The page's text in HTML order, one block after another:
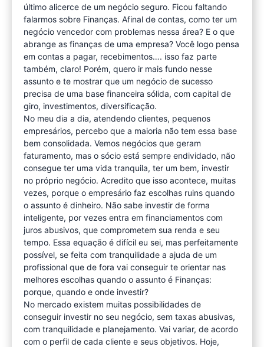
último alicerce de um negócio seguro. Ficou faltando
falarmos sobre Finanças. Afinal de contas, como ter um
negócio vencedor com problemas nessa área? E o que
abrange as finanças de uma empresa? Você logo pensa
em contas a pagar, recebimentos…. isso faz parte
também, claro! Porém, quero ir mais fundo nesse
assunto e te mostrar que um negócio de sucesso
precisa de uma base financeira sólida, com capital de
giro, investimentos, diversificação.
No meu dia a dia, atendendo clientes, pequenos
empresários, percebo que a maioria não tem essa base
bem consolidada. Vemos negócios que geram
faturamento, mas o sócio está sempre endividado, não
consegue ter uma vida tranquila, ter um bem, investir
no próprio negócio. Acredito que isso acontece, muitas
vezes, porque o empresário faz escolhas ruins quando
o assunto é dinheiro. Não sabe investir de forma
inteligente, por vezes entra em financiamentos com
juros abusivos, que comprometem sua renda e seu
tempo. Essa equação é difícil eu sei, mas perfeitamente
possível, se feita com tranquilidade a ajuda de um
profissional que de fora vai conseguir te orientar nas
melhores escolhas quando o assunto é Finanças:
porque, quando e onde investir?
No mercado existem muitas possibilidades de
conseguir investir no seu negócio, sem taxas abusivas,
com tranquilidade e planejamento. Vai variar, de acordo
com o perfil de cada cliente e seus objetivos. Hoje,